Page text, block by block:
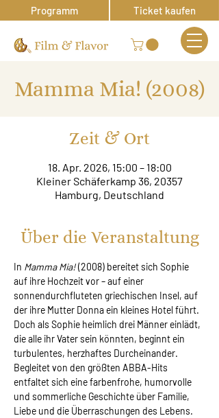
Programm Ticket kaufen
Mamma Mia! (2008)
Zeit & Ort
18. Apr. 2026, 15:00 – 18:00
Kleiner Schäferkamp 36, 20357
Hamburg, Deutschland
Über die Veranstaltung
In Mamma Mia! (2008) bereitet sich Sophie
auf ihre Hochzeit vor – auf einer
sonnendurchfluteten griechischen Insel, auf
der ihre Mutter Donna ein kleines Hotel führt.
Doch als Sophie heimlich drei Männer einlädt,
die alle ihr Vater sein könnten, beginnt ein
turbulentes, herzhaftes Durcheinander.
Begleitet von den größten ABBA-Hits
entfaltet sich eine farbenfrohe, humorvolle
und sommerliche Geschichte über Familie,
Liebe und die Überraschungen des Lebens.